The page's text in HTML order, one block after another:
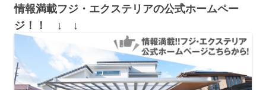
情報満載フジ・エクステリアの公式ホームペー
ジ！！ ↓ ↓